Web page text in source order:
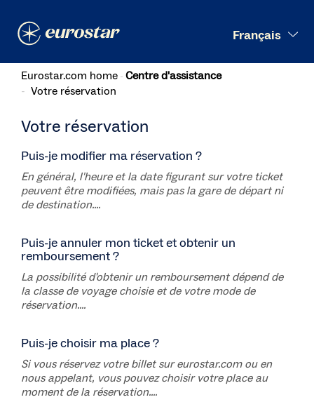
Français
Eurostar.com home Centre d'assistance
Votre réservation
Votre réservation
Puis-je modifier ma réservation ?
En général, l'heure et la date figurant sur votre ticket
peuvent être modifiées, mais pas la gare de départ ni
de destination....
Puis-je annuler mon ticket et obtenir un
remboursement ?
La possibilité d'obtenir un remboursement dépend de
la classe de voyage choisie et de votre mode de
réservation....
Puis-je choisir ma place ?
Si vous réservez votre billet sur eurostar.com ou en
nous appelant, vous pouvez choisir votre place au
moment de la réservation....